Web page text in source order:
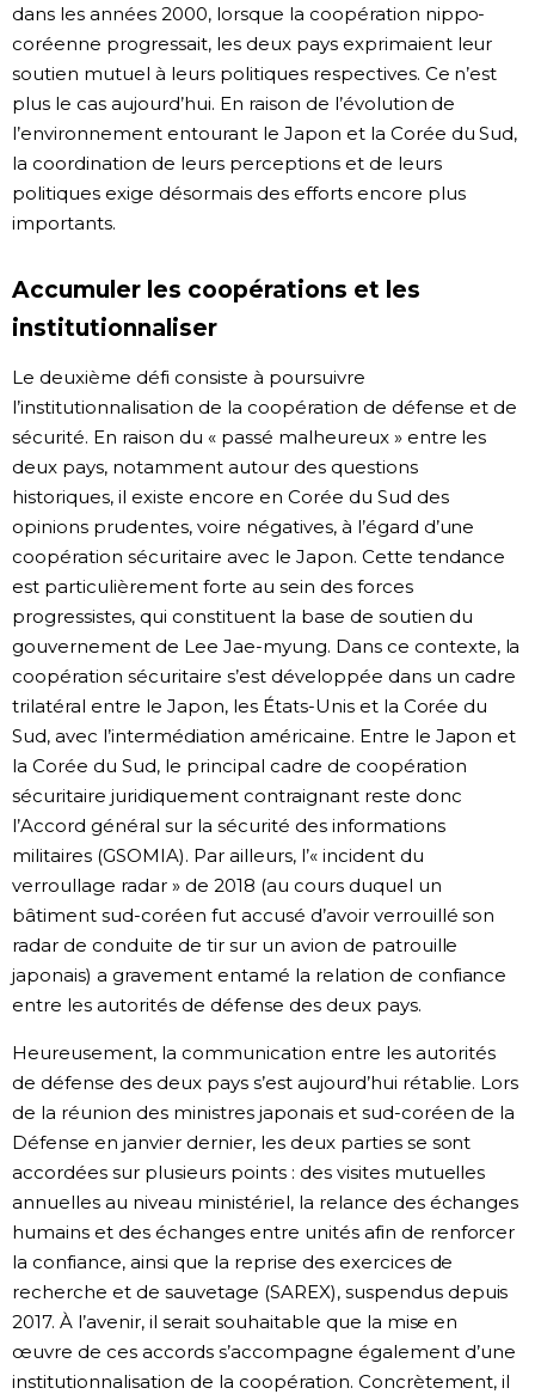
dans les années 2000, lorsque la coopération nippo-
coréenne progressait, les deux pays exprimaient leur
soutien mutuel à leurs politiques respectives. Ce n’est
plus le cas aujourd’hui. En raison de l’évolution de
l’environnement entourant le Japon et la Corée du Sud,
la coordination de leurs perceptions et de leurs
politiques exige désormais des efforts encore plus
importants.
Accumuler les coopérations et les
institutionnaliser
Le deuxième défi consiste à poursuivre
l’institutionnalisation de la coopération de défense et de
sécurité. En raison du « passé malheureux » entre les
deux pays, notamment autour des questions
historiques, il existe encore en Corée du Sud des
opinions prudentes, voire négatives, à l’égard d’une
coopération sécuritaire avec le Japon. Cette tendance
est particulièrement forte au sein des forces
progressistes, qui constituent la base de soutien du
gouvernement de Lee Jae-myung. Dans ce contexte, la
coopération sécuritaire s’est développée dans un cadre
trilatéral entre le Japon, les États-Unis et la Corée du
Sud, avec l’intermédiation américaine. Entre le Japon et
la Corée du Sud, le principal cadre de coopération
sécuritaire juridiquement contraignant reste donc
l’Accord général sur la sécurité des informations
militaires (GSOMIA). Par ailleurs, l’« incident du
verroullage radar » de 2018 (au cours duquel un
bâtiment sud-coréen fut accusé d’avoir verrouillé son
radar de conduite de tir sur un avion de patrouille
japonais) a gravement entamé la relation de confiance
entre les autorités de défense des deux pays.
Heureusement, la communication entre les autorités
de défense des deux pays s’est aujourd’hui rétablie. Lors
de la réunion des ministres japonais et sud-coréen de la
Défense en janvier dernier, les deux parties se sont
accordées sur plusieurs points : des visites mutuelles
annuelles au niveau ministériel, la relance des échanges
humains et des échanges entre unités afin de renforcer
la confiance, ainsi que la reprise des exercices de
recherche et de sauvetage (SAREX), suspendus depuis
2017. À l’avenir, il serait souhaitable que la mise en
œuvre de ces accords s’accompagne également d’une
institutionnalisation de la coopération. Concrètement, il